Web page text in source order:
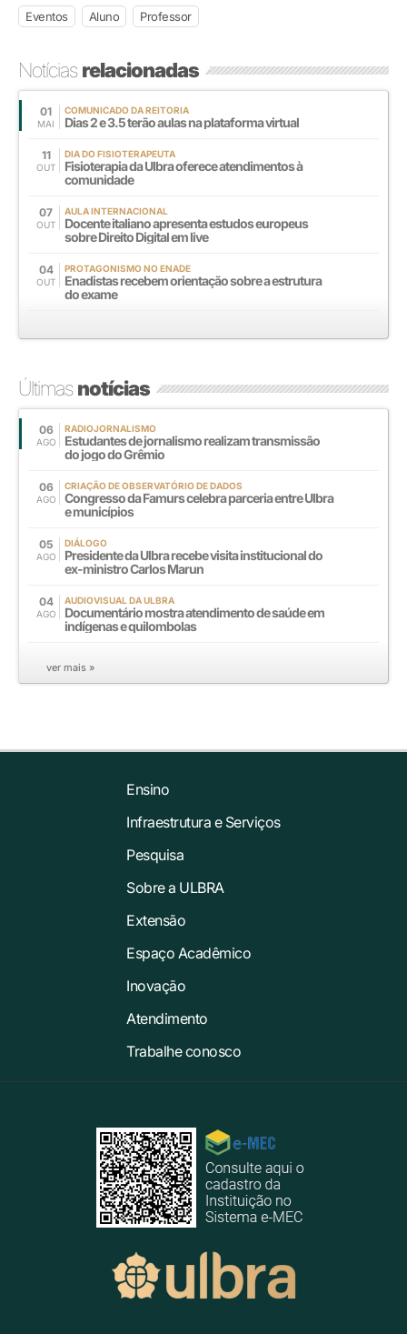
Eventos Aluno Professor
Notíciasrelacionadas
01
MAI
COMUNICADO DA REITORIA
Dias 2 e 3.5 terão aulas na plataforma virtual
11
OUT
DIA DO FISIOTERAPEUTA
Fisioterapia da Ulbra oferece atendimentos à
comunidade
07
OUT
AULA INTERNACIONAL
Docente italiano apresenta estudos europeus
sobre Direito Digital em live
04
OUT
PROTAGONISMO NO ENADE
Enadistas recebem orientação sobre a estrutura
do exame
Últimasnotícias
06
AGO
RADIOJORNALISMO
Estudantes de jornalismo realizam transmissão
do jogo do Grêmio
06
AGO
CRIAÇÃO DE OBSERVATÓRIO DE DADOS
Congresso da Famurs celebra parceria entre Ulbra
e municípios
05
AGO
DIÁLOGO
Presidente da Ulbra recebe visita institucional do
ex-ministro Carlos Marun
04
AGO
AUDIOVISUAL DA ULBRA
Documentário mostra atendimento de saúde em
indígenas e quilombolas
ver mais »
Ensino
Infraestrutura e Serviços
Pesquisa
Sobre a ULBRA
Extensão
Espaço Acadêmico
Inovação
Atendimento
Trabalhe conosco